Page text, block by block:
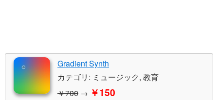
Gradient Synth
カテゴリ: ミュージック, 教育
￥700 → ￥150